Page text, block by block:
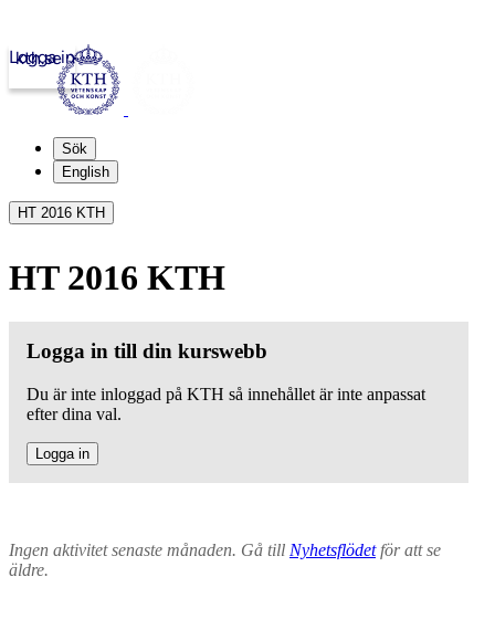
kth.se
Logga in
Sök
English
HT 2016 KTH
HT 2016 KTH
Logga in till din kurswebb
Du är inte inloggad på KTH så innehållet är inte anpassat
efter dina val.
Logga in
Ingen aktivitet senaste månaden. Gå till Nyhetsflödetför att se
äldre.